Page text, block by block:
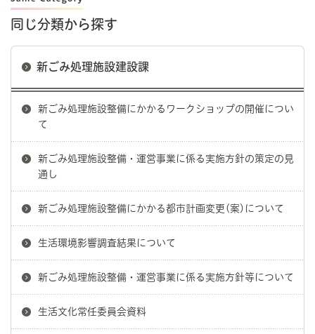
同じ分類から探す
新ごみ処理施設建設課
新ごみ処理施設整備にかかるワークショップの開催につい
て
新ごみ処理施設整備・運営事業に係る実施方針の策定の見
通し
新ごみ処理施設整備にかかる都市計画変更(案)について
生活環境影響調査結果について
新ごみ処理施設整備・運営事業に係る実施方針等について
生活文化常任委員会資料